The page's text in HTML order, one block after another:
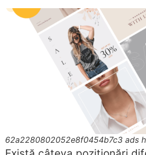
62a2280802052e8f0454b7c3 ads